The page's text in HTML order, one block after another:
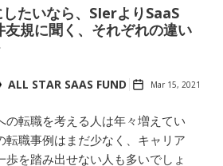
たいなら、SIerよりSaaS
規に聞く、それぞれの違い
ALL STAR SAAS FUND Mar 15, 2021
の転職を考える人は年々増えてい
転職事例はまだ少なく、キャリア
歩を踏み出せない人も多いでしょ